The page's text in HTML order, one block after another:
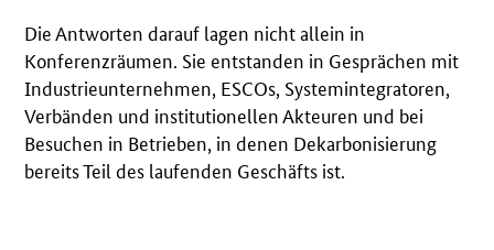
Die Antworten darauf lagen nicht allein in
Konferenzräumen. Sie entstanden in Gesprächen mit
Industrieunternehmen, ESCOs, Systemintegratoren,
Verbänden und institutionellen Akteuren und bei
Besuchen in Betrieben, in denen Dekarbonisierung
bereits Teil des laufenden Geschäfts ist.